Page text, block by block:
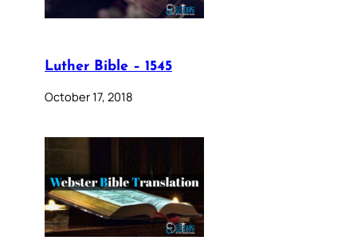
Luther Bible – 1545
October 17, 2018